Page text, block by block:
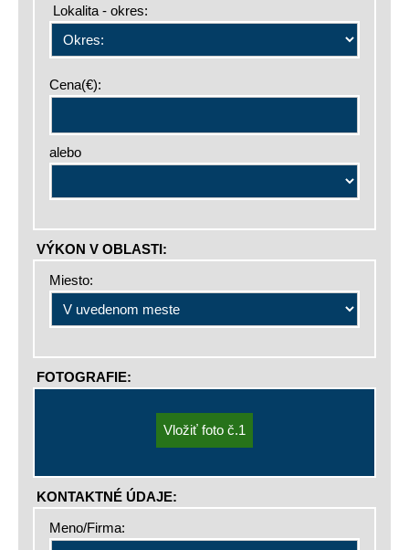
Lokalita - okres:
Cena(€):
alebo
VÝKON V OBLASTI:
Miesto:
FOTOGRAFIE:
KONTAKTNÉ ÚDAJE:
Meno/Firma: